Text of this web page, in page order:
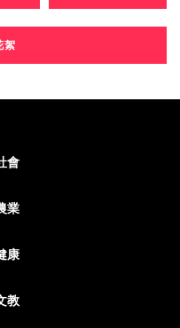
絮
會
業
康
教